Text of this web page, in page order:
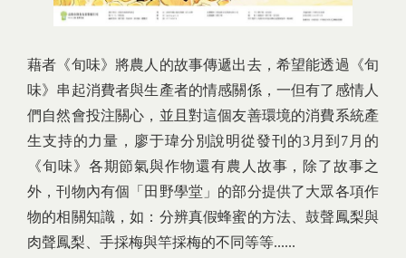
藉者《旬味》將農人的故事傳遞出去，希望能透過《旬
味》串起消費者與生產者的情感關係，一但有了感情人
們自然會投注關心，並且對這個友善環境的消費系統產
生支持的力量，廖于瑋分別說明從發刊的3月到7月的
《旬味》各期節氣與作物還有農人故事，除了故事之
外，刊物內有個「田野學堂」的部分提供了大眾各項作
物的相關知識，如：分辨真假蜂蜜的方法、鼓聲鳳梨與
肉聲鳳梨、手採梅與竿採梅的不同等等......